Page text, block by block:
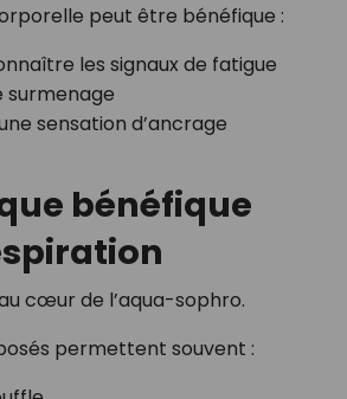
peut être bénéfique :
les signaux de fatigue
surmenage
sensation d’ancrage
bénéfique
cœur de l’aqua-sophro.
permettent souvent :